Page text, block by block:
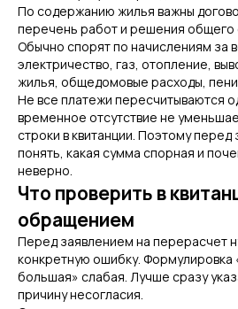
По содержанию жилья важны
перечень работ и решения общего
Обычно спорят по начислениям за
электричество, газ, отопление,
жилья, общедомовые расходы, пени
Не все платежи пересчитываются
временное отсутствие не
строки в квитанции. Поэтому
понять, какая сумма спорная и
неверно.
Что проверить в
обращением
Перед заявлением на перерасчет
конкретную ошибку.
большая» слабая. Лучше сразу
причину несогласия.